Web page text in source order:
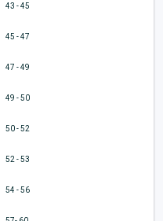
43 - 45
45 - 47
47 - 49
49 - 50
50 - 52
52 - 53
54 - 56